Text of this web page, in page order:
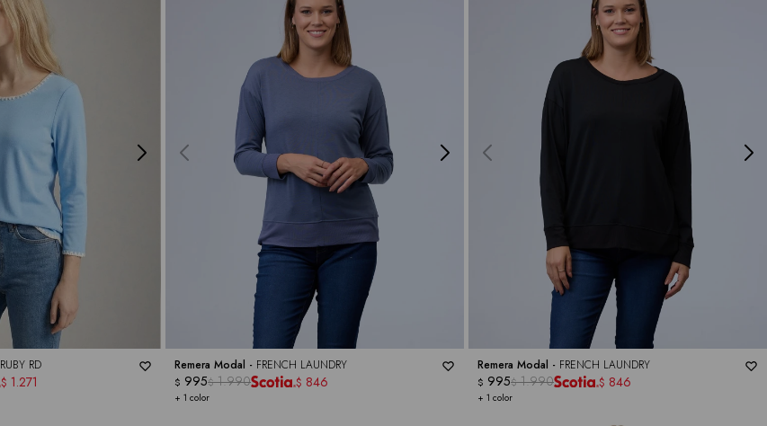
RUBY RD
$ 1.271
Remera Modal - FRENCH LAUNDRY
+ 1 color
$ 995$ 1.990 $ 846
Remera Modal - FRENCH LAUNDRY
+ 1 color
$ 995$ 1.990 $ 846